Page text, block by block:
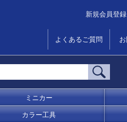
新規会員登録
よくあるご質問
ミニカー
カラー工具